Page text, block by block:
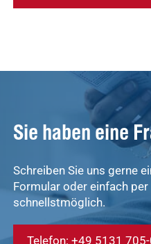
novaderma
Ergebnisse
Ergebnisse
anzeigen
Sie haben eine
Schreiben Sie uns gerne
Formular oder einfach per
schnellstmöglich.
Telefon: +49 5131